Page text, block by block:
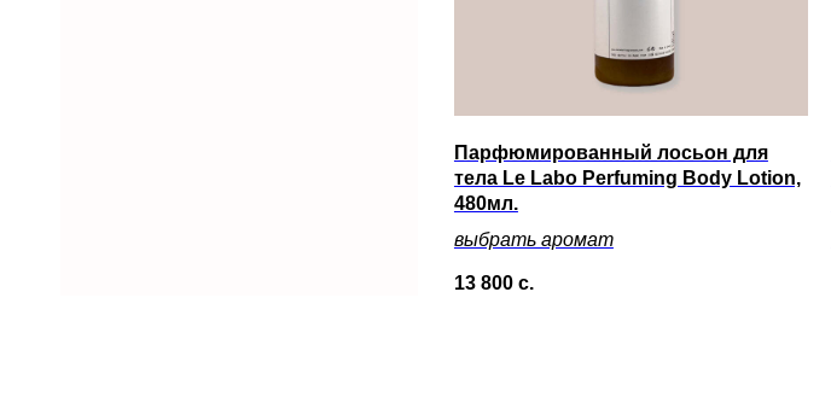
Парфюмированный лосьон для
тела Le Labo Perfuming Body Lotion,
480мл.
выбрать аромат
13 800 с.